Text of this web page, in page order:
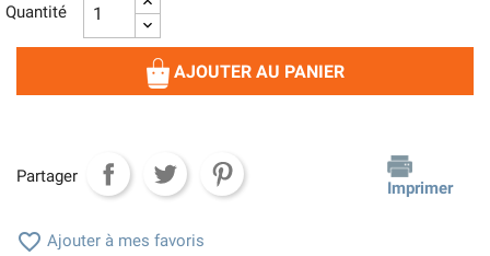
Quantité
AJOUTER AU PANIER
Partager
Imprimer
 Ajouter à mes favoris